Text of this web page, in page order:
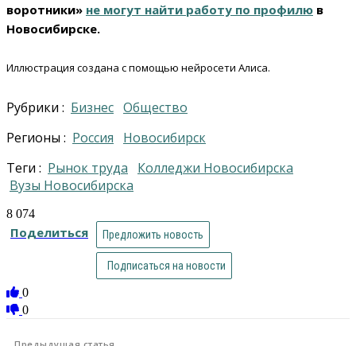
воротники» не могут найти работу по профилю в
Новосибирске.
Иллюстрация создана с помощью нейросети Алиса.
Рубрики : Бизнес
Общество
Регионы :
Россия
Новосибирск
Теги :
рынок труда
Колледжи Новосибирска
Вузы Новосибирска
8 074
Поделиться Предложить новость
Подписаться на новости
0
0